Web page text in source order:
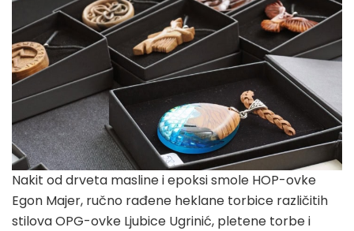
Nakit od drveta masline i epoksi smole HOP-ovke
Egon Majer, ručno rađene heklane torbice različitih
stilova OPG-ovke Ljubice Ugrinić, pletene torbe i